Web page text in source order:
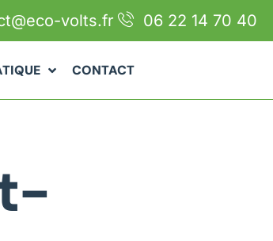
volts.fr 06 22 14 70 40
CONTACT